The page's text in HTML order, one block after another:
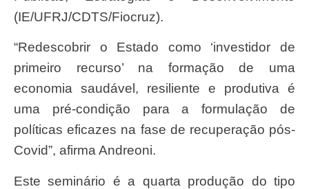
(IE/UFRJ/CDTS/Fiocruz).
“Redescobrir o Estado como ‘investidor de
primeiro recurso’ na formação de uma
economia saudável, resiliente e produtiva é
uma pré-condição para a formulação de
políticas eficazes na fase de recuperação pós-
Covid”, afirma Andreoni.
Este seminário é a quarta produção do tipo